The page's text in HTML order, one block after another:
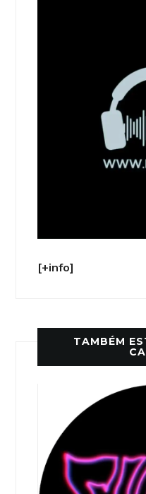
[+info]
TAMBÉM